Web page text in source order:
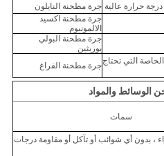
حرارة عالية جرة مطحنة النايلون
جرة مطحنة اكسيد
الالمونيوم
جرة مطحنة البولي
يوريثين
التي تحتاججرة مطحنة الفراغ
الوسائط والمواد
سمات
، بدون أي شوائب أو تآكل أو مقاومة درجات